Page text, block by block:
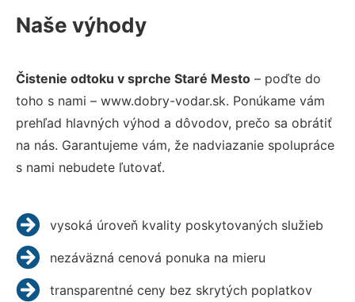
Naše výhody
Čistenie odtoku v sprche Staré Mesto – poďte do
toho s nami – www.dobry-vodar.sk. Ponúkame vám
prehľad hlavných výhod a dôvodov, prečo sa obrátiť
na nás. Garantujeme vám, že nadviazanie spolupráce
s nami nebudete ľutovať.
vysoká úroveň kvality poskytovaných služieb
nezáväzná cenová ponuka na mieru
transparentné ceny bez skrytých poplatkov